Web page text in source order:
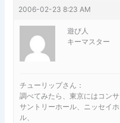
2006-02-23 8:23 AM
遊び人
キーマスター
チューリップさん：
調べてみたら、東京にはコン
サントリーホール、ニッセイ
ル、